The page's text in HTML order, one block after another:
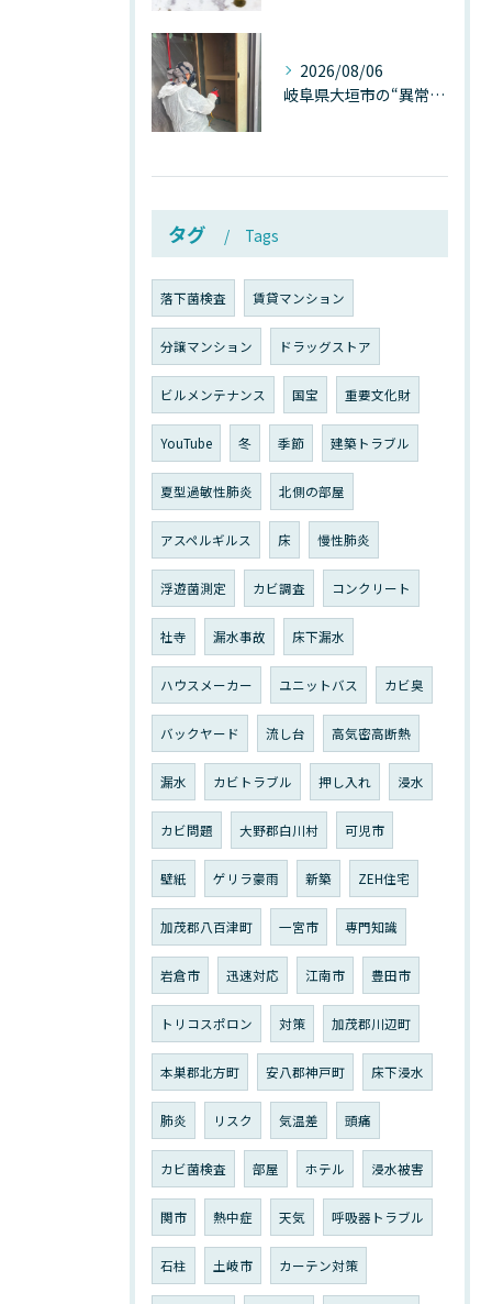
2026/08/06
岐阜県大垣市の“異常に高い気温”が建物内部を腐らせる──深層カビが爆発的に増える本当の理由
タグ Tags
落下菌検査 賃貸マンション
分譲マンション ドラッグストア
ビルメンテナンス 国宝 重要文化財
YouTube 冬 季節 建築トラブル
夏型過敏性肺炎 北側の部屋
アスペルギルス 床 慢性肺炎
浮遊菌測定 カビ調査 コンクリート
社寺 漏水事故 床下漏水
ハウスメーカー ユニットバス カビ臭
バックヤード 流し台 高気密高断熱
漏水 カビトラブル 押し入れ 浸水
カビ問題 大野郡白川村 可児市
壁紙 ゲリラ豪雨 新築 ZEH住宅
加茂郡八百津町 一宮市 専門知識
岩倉市 迅速対応 江南市 豊田市
トリコスポロン 対策 加茂郡川辺町
本巣郡北方町 安八郡神戸町 床下浸水
肺炎 リスク 気温差 頭痛
カビ菌検査 部屋 ホテル 浸水被害
関市 熱中症 天気 呼吸器トラブル
石柱 土岐市 カーテン対策